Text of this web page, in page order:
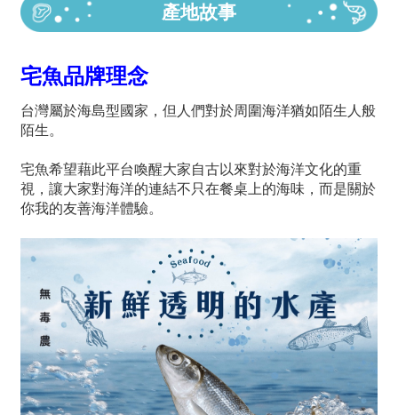
產地故事
宅魚品牌理念
台灣屬於海島型國家，但人們對於周圍海洋猶如陌生人般
陌生。
宅魚希望藉此平台喚醒大家自古以來對於海洋文化的重
視，讓大家對海洋的連結不只在餐桌上的海味，而是關於
你我的友善海洋體驗。